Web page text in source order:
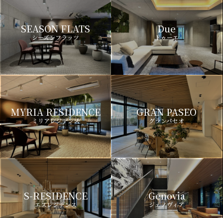
SEASON FLATS
シーズンフラッツ
Due
ドゥーエ
MYRIA RESIDENCE
ミリアレジデンス
GRAN PASEO
グランパセオ
S-RESIDENCE
エスレジデンス
Genovia
ジェノヴィア